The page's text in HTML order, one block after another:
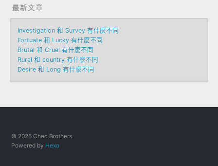
最新文章
Investigation 和 Survey 有什麼不同
Fortuate 和 Lucky 有什麼不同
Brutal 和 Cruel 有什麼不同
Rural 和 country 有什麼不同
Desire 和 Long 有什麼不同
© 2026 Chen Brothers
Powered by Hexo